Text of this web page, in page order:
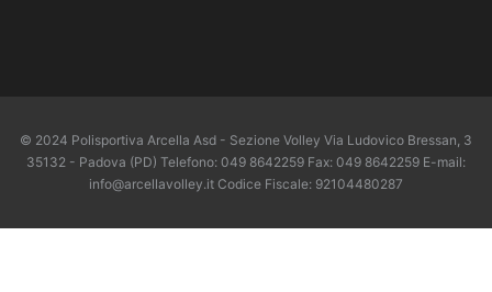
© 2024 Polisportiva Arcella Asd - Sezione Volley Via Ludovico Bressan, 3
35132 - Padova (PD) Telefono: 049 8642259 Fax: 049 8642259 E-mail:
info@arcellavolley.it Codice Fiscale: 92104480287